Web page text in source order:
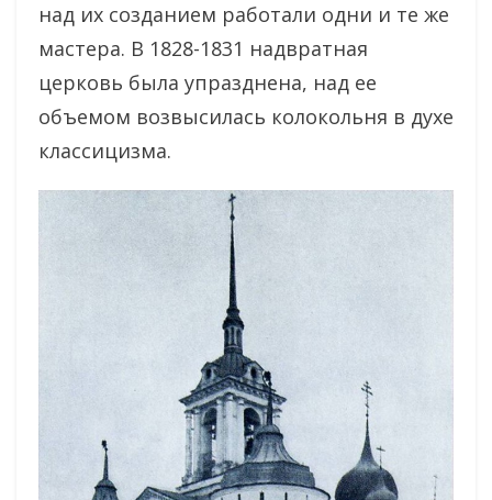
над их созданием работали одни и те же
мастера. В 1828-1831 надвратная
церковь была упразднена, над ее
объемом возвысилась колокольня в духе
классицизма.